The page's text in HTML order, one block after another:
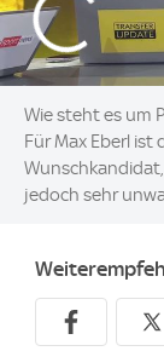
Wie steht es um
Für Max Eberl
jedoch sehr